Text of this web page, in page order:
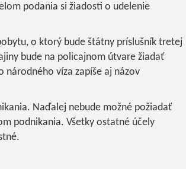
podania si žiadosti o udelenie
o ktorý bude štátny príslušník tretej
bude na policajnom útvare žiadať
národného víza zapíše aj názov
Naďalej nebude možné požiadať
podnikania. Všetky ostatné účely